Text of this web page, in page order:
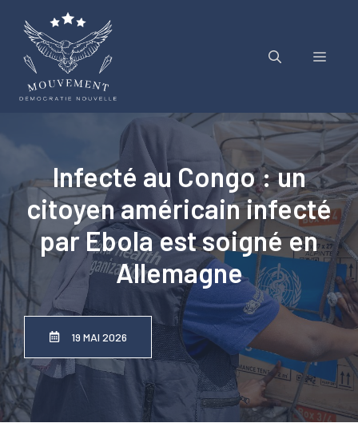
contenu
Menu
Infecté au Congo : un
citoyen américain infecté
par Ebola est soigné en
Allemagne
19 MAI 2026